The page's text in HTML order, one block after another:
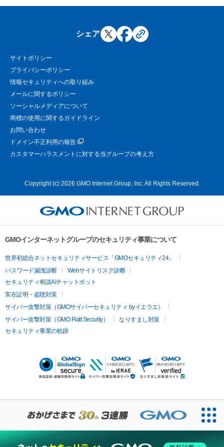
シェア
サイトポリシー
プライバシーポリシー
情報セキュリティへの取り組み
メールに関するポリシー
ソーシャルメディアについて
商標の使用に関するガイドライン
お問い合わせ
ドメイン不正利用の報告
カスタマーハラスメントに対する当グループの考え方
Copyright (c) 2026 GMO Internet Group, Inc. All Rights Reserved.
GMOインターネットグループのセキュリティ事業について
世界初総合ネットセキュリティサービス「GMOセキュリティ24」
パスワード漏洩診断
Webサイトリスク診断
セキュリティ相談AIチャットボット
実在証明・盗聴対策
サイバー攻撃対策（GMOサイバーセキュリティ byイエラエ）
サイバー攻撃対策（GMO Flatt Security）
なりすまし対策
セキュリティ事業の軌跡